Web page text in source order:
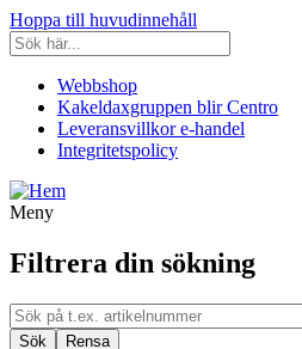
Hoppa till huvudinnehåll
Webbshop
Kakeldaxgruppen blir Centro
Leveransvillkor e-handel
Integritetspolicy
Meny
Filtrera din sökning